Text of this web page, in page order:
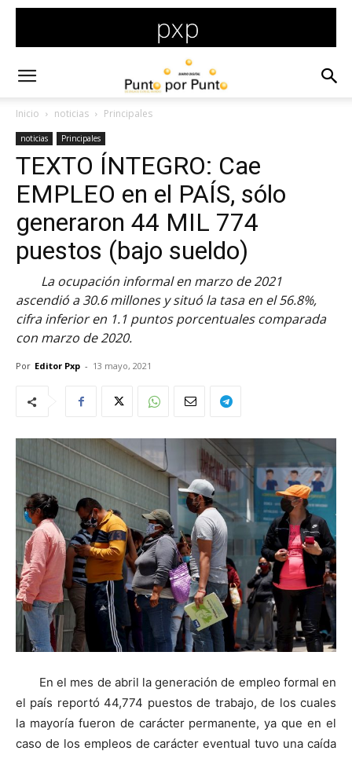
Inicio noticias Principales
noticias Principales
TEXTO ÍNTEGRO: Cae
EMPLEO en el PAÍS, sólo
generaron 44 MIL 774
puestos (bajo sueldo)
La ocupación informal en marzo de 2021
ascendió a 30.6 millones y situó la tasa en el 56.8%,
cifra inferior en 1.1 puntos porcentuales comparada
con marzo de 2020.
Por Editor Pxp - 13 mayo, 2021
En el mes de abril la generación de empleo formal en
el país reportó 44,774 puestos de trabajo, de los cuales
la mayoría fueron de carácter permanente, ya que en el
caso de los empleos de carácter eventual tuvo una caída